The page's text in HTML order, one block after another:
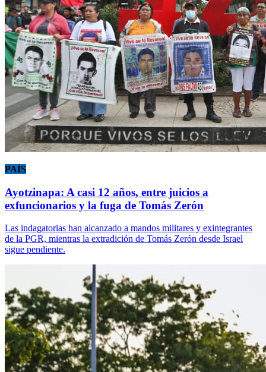
PAÍS
Ayotzinapa: A casi 12 años, entre juicios a
exfuncionarios y la fuga de Tomás Zerón
Las indagatorias han alcanzado a mandos militares y exintegrantes
de la PGR, mientras la extradición de Tomás Zerón desde Israel
sigue pendiente.